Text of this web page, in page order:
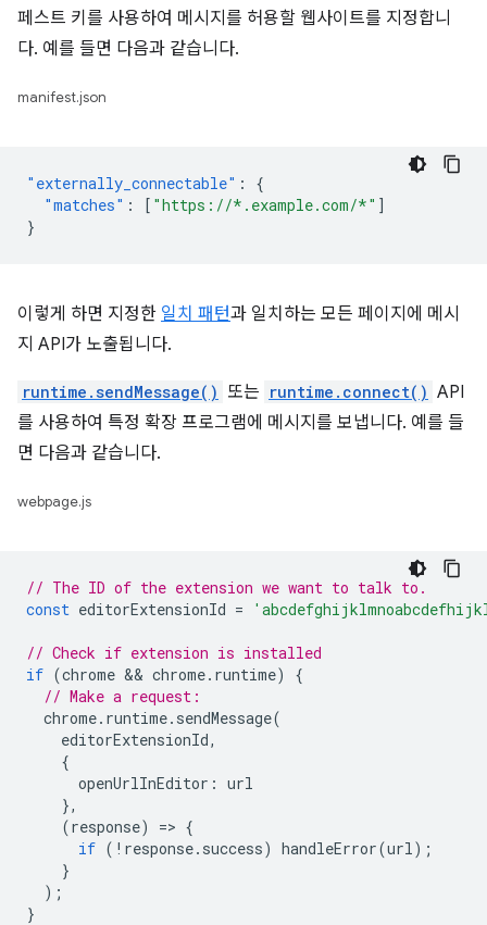
페스트 키를 사용하여 메시지를 허용할 웹사이트를 지정합니
다. 예를 들면 다음과 같습니다.
manifest.json
"externally_connectable" :
{
"matches" : [ "https://*.example.com/*" ]
}
이렇게 하면 지정한 일치 패턴과 일치하는 모든 페이지에 메시
지 API가 노출됩니다.
runtime.sendMessage() 또는 runtime.connect() API
를 사용하여 특정 확장 프로그램에 메시지를 보냅니다. 예를 들
면 다음과 같습니다.
webpage.js
// The ID of the extension we want to talk to.
const editorExtensionId =
// Check if extension is installed
if (chrome && chrome. runtime)
{
// Make a request:
chrome. runtime. sendMessage(
editorExtensionId,
{
openUrlInEditor : url
},
(response) => {
if ( ! response. success) handleError(url);
}
);
}